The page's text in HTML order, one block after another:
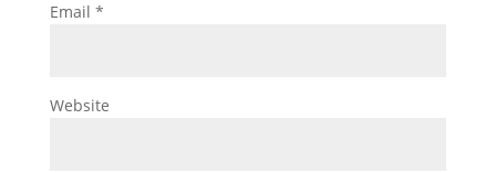
Email *
Website